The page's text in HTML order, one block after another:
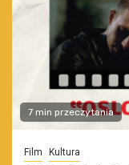
7 min przeczytania
Film Kultura